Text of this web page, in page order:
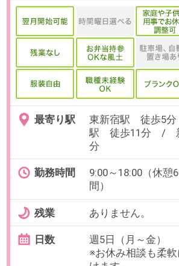
9:00～18:00（休憩60分／実働8時
間）
ありません。
週5日（月～金）
※お休み相談も柔軟にご対応いただ
けます。
【在宅勤務について】
安)、その後週3日程度の在宅勤務が
可能です。
2026/09/01～長期
※開始日はご相談ください。
給与 時給2,000円 （交通費15,000円 / 月
まで支給）
【歓迎】法務業務に携わったご経
【必須】Excel：関数（SUM/AVE）